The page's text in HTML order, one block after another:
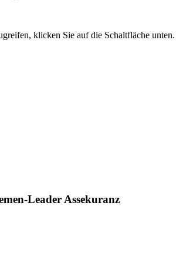
klicken Sie auf die Schaltfläche
Leader Assekuranz